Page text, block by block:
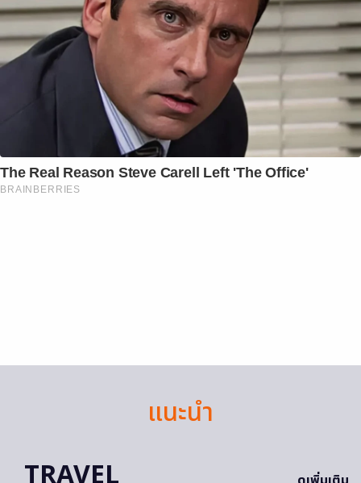
The Real Reason Steve Carell Left 'The Office'
BRAINBERRIES
แนะนำ